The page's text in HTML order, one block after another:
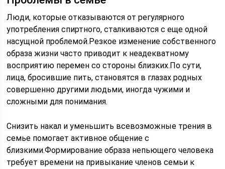
Люди, которые отказываются от регулярного
употребления спиртного, сталкиваются с еще одной
насущной проблемой.Резкое изменение собственного
образа жизни часто приводит к неадекватному
восприятию перемен со стороны близких.По сути,
лица, бросившие пить, становятся в глазах родных
совершенно другими людьми, иногда чужими и
сложными для понимания.
Снизить накал и уменьшить всевозможные трения в
семье помогает активное общение с
близкими.Формирование образа непьющего человека
требует времени на привыкание членов семьи к